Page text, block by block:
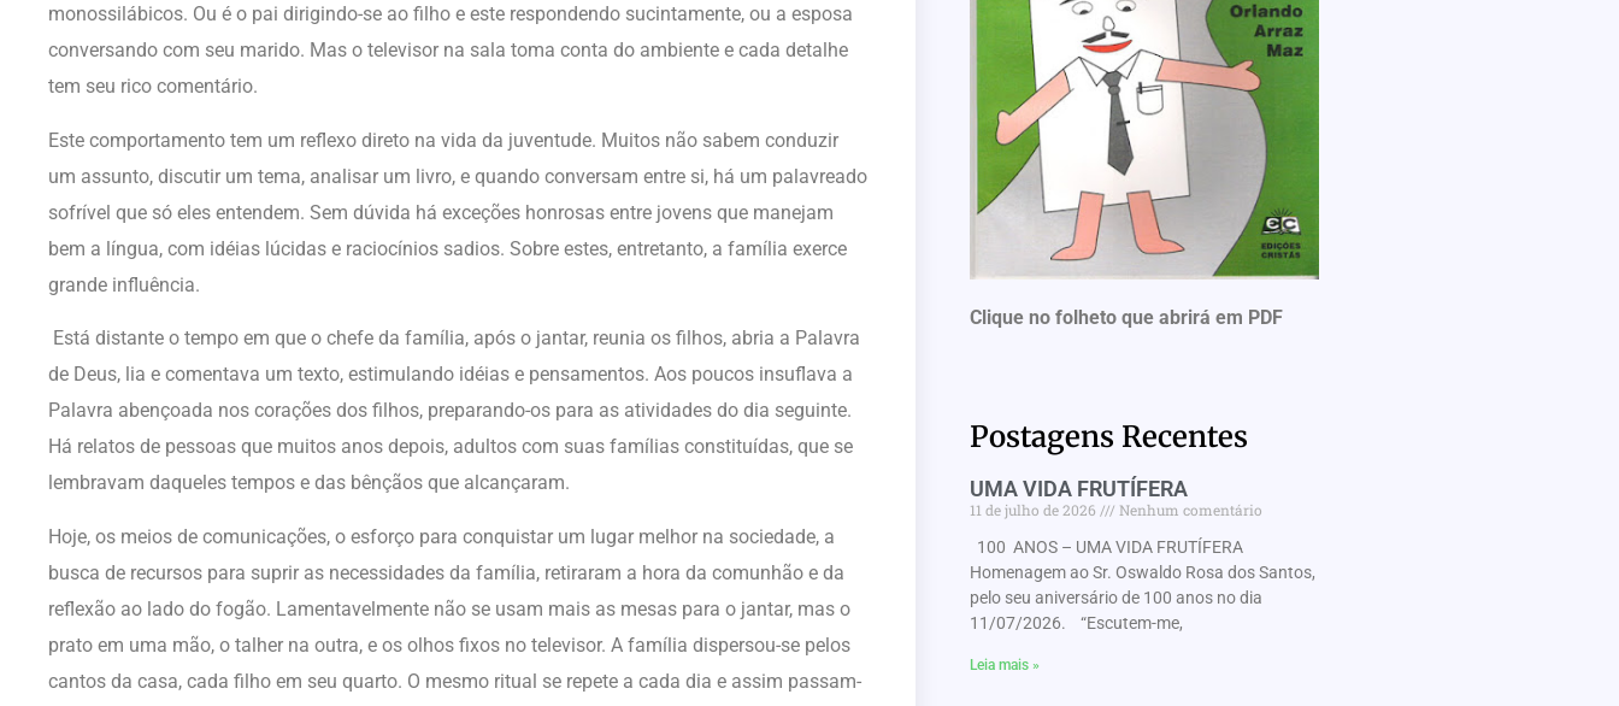
monossilábicos. Ou é o pai dirigindo-se ao filho e este respondendo sucintamente, ou a esposa
conversando com seu marido. Mas o televisor na sala toma conta do ambiente e cada detalhe
tem seu rico comentário.
Este comportamento tem um reflexo direto na vida da juventude. Muitos não sabem conduzir
um assunto, discutir um tema, analisar um livro, e quando conversam entre si, há um palavreado
sofrível que só eles entendem. Sem dúvida há exceções honrosas entre jovens que manejam
bem a língua, com idéias lúcidas e raciocínios sadios. Sobre estes, entretanto, a família exerce
grande influência.
Está distante o tempo em que o chefe da família, após o jantar, reunia os filhos, abria a Palavra
de Deus, lia e comentava um texto, estimulando idéias e pensamentos. Aos poucos insuflava a
Palavra abençoada nos corações dos filhos, preparando-os para as atividades do dia seguinte.
Há relatos de pessoas que muitos anos depois, adultos com suas famílias constituídas, que se
lembravam daqueles tempos e das bênçãos que alcançaram.
Hoje, os meios de comunicações, o esforço para conquistar um lugar melhor na sociedade, a
busca de recursos para suprir as necessidades da família, retiraram a hora da comunhão e da
reflexão ao lado do fogão. Lamentavelmente não se usam mais as mesas para o jantar, mas o
prato em uma mão, o talher na outra, e os olhos fixos no televisor. A família dispersou-se pelos
cantos da casa, cada filho em seu quarto. O mesmo ritual se repete a cada dia e assim passam-
Clique no folheto que abrirá em PDF
Postagens Recentes
UMA VIDA FRUTÍFERA
11 de julho de 2026
Nenhum comentário
100 ANOS – UMA VIDA FRUTÍFERA
Homenagem ao Sr. Oswaldo Rosa dos Santos,
pelo seu aniversário de 100 anos no dia
11/07/2026. “Escutem-me,
Leia mais »